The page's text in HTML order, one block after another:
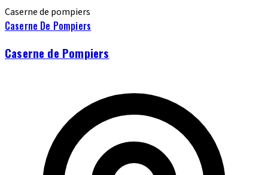
Caserne de pompiers
Caserne De Pompiers
Caserne de Pompiers